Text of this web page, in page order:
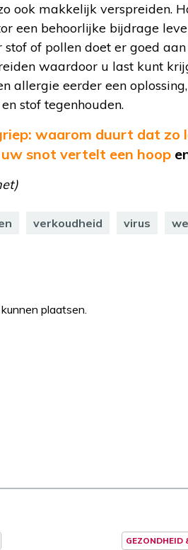
ook makkelijk verspreiden.
een behoorlijke bijdrage
of pollen doet er goed
waardoor u last kunt
allergie eerder een
stof tegenhouden.
waarom duurt dat zo
snot vertelt een hoop
verkoudheid virus
plaatsen.
GEZONDHEID